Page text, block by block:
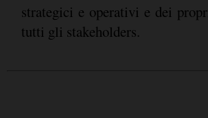
strategici e operativi e dei
tutti gli stakeholders.